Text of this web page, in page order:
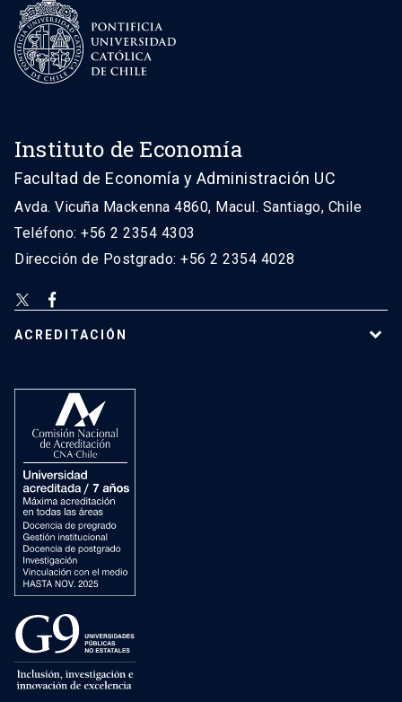
Instituto de Economía
Facultad de Economía y Administración UC
Avda. Vicuña Mackenna 4860, Macul. Santiago, Chile
Teléfono: +56 2 2354 4303
Dirección de Postgrado: +56 2 2354 4028
ACREDITACIÓN